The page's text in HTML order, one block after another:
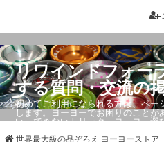
リワインドフォー
する質問・交流の
初めてご利用になられる方は、ペ
します。ヨーヨーでお困りのこと
い。できないトリック・ヨーヨー
世界最大級の品ぞろえ ヨーヨーストア